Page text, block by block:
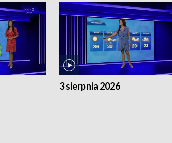
3 sierpnia 2026